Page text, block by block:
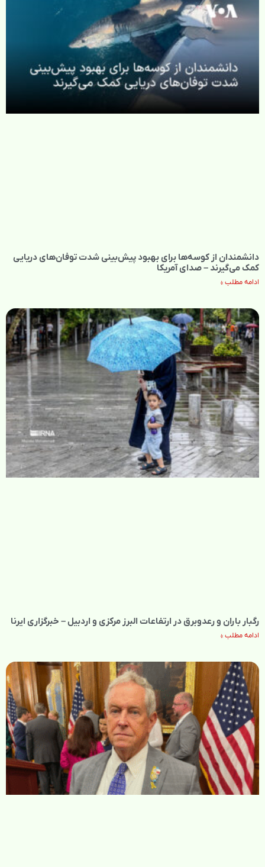
دانشمندان از کوسه‌ها برای بهبود پیش‌بینی شدت توفان‌های دریایی
کمک می‌گیرند – صدای آمریکا
ادامه مطلب »
رگبار باران و رعدوبرق در ارتفاعات البرز مرکزی و اردبیل – خبرگزاری ایرنا
ادامه مطلب »